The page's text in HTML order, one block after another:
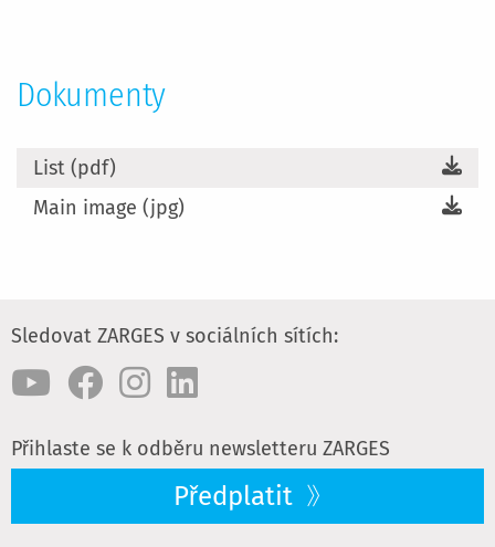
Dokumenty
List (pdf)
Main image (jpg)
Sledovat ZARGES v sociálních sítích:
Přihlaste se k odběru newsletteru ZARGES
Předplatit